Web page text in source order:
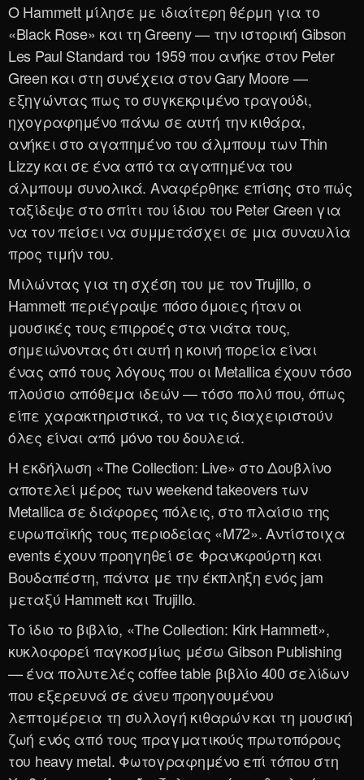
Ο Hammett μίλησε με ιδιαίτερη θέρμη για το
«Black Rose» και τη Greeny — την ιστορική Gibson
Les Paul Standard του 1959 που ανήκε στον Peter
Green και στη συνέχεια στον Gary Moore —
εξηγώντας πως το συγκεκριμένο τραγούδι,
ηχογραφημένο πάνω σε αυτή την κιθάρα,
ανήκει στο αγαπημένο του άλμπουμ των Thin
Lizzy και σε ένα από τα αγαπημένα του
άλμπουμ συνολικά. Αναφέρθηκε επίσης στο πώς
ταξίδεψε στο σπίτι του ίδιου του Peter Green για
να τον πείσει να συμμετάσχει σε μια συναυλία
προς τιμήν του.
Μιλώντας για τη σχέση του με τον Trujillo, ο
Hammett περιέγραψε πόσο όμοιες ήταν οι
μουσικές τους επιρροές στα νιάτα τους,
σημειώνοντας ότι αυτή η κοινή πορεία είναι
ένας από τους λόγους που οι Metallica έχουν τόσο
πλούσιο απόθεμα ιδεών — τόσο πολύ που, όπως
είπε χαρακτηριστικά, το να τις διαχειριστούν
όλες είναι από μόνο του δουλειά.
Η εκδήλωση «The Collection: Live» στο Δουβλίνο
αποτελεί μέρος των weekend takeovers των
Metallica σε διάφορες πόλεις, στο πλαίσιο της
ευρωπαϊκής τους περιοδείας «M72». Αντίστοιχα
events έχουν προηγηθεί σε Φρανκφούρτη και
Βουδαπέστη, πάντα με την έκπληξη ενός jam
μεταξύ Hammett και Trujillo.
Το ίδιο το βιβλίο, «The Collection: Kirk Hammett»,
κυκλοφορεί παγκοσμίως μέσω Gibson Publishing
— ένα πολυτελές coffee table βιβλίο 400 σελίδων
που εξερευνά σε άνευ προηγουμένου
λεπτομέρεια τη συλλογή κιθαρών και τη μουσική
ζωή ενός από τους πραγματικούς πρωτοπόρους
του heavy metal. Φωτογραφημένο επί τόπου στη